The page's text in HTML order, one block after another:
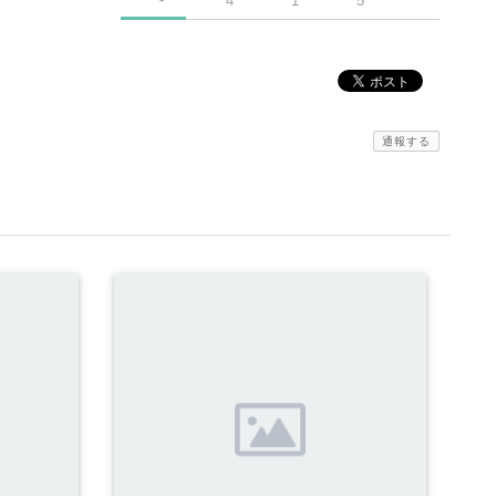
通報する